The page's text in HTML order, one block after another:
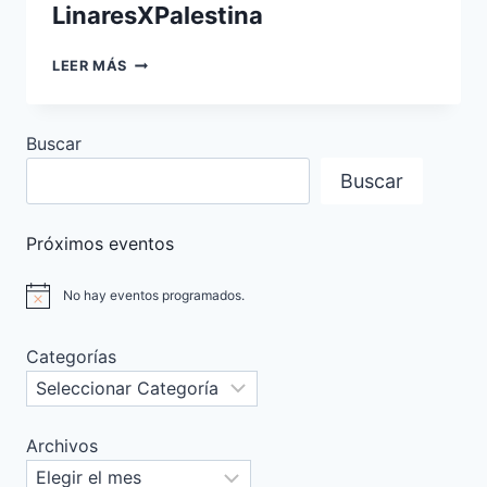
LinaresXPalestina
LEER MÁS MANIFESTACIÓN
Buscar
Buscar
Próximos eventos
Aviso No hay eventos programados.
Categorías
Archivos